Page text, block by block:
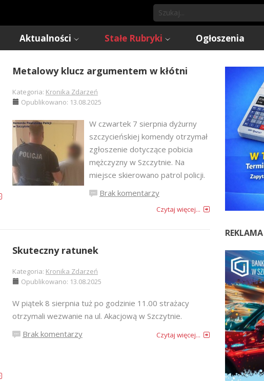
Aktualności Stałe Rubryki Ogłoszenia
Metalowy klucz argumentem w kłótni
Kategoria: Kronika Zdarzeń
Opublikowano: 13.08.2025
W czwartek 7 sierpnia dyżurny
szczycieńskiej komendy otrzymał
zgłoszenie dotyczące pobicia
mężczyzny w Szczytnie. Na
miejsce skierowano patrol policji.
Brak komentarzy
Czytaj więcej...
Skuteczny ratunek
Kategoria: Kronika Zdarzeń
Opublikowano: 13.08.2025
W piątek 8 sierpnia tuż po godzinie 11.00 strażacy
otrzymali wezwanie na ul. Akacjową w Szczytnie.
Brak komentarzy
Czytaj więcej...
REKLAMA